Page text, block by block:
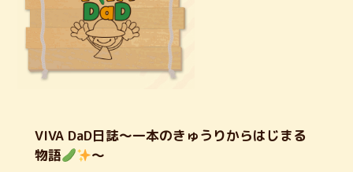
VIVA DaD日誌～一本のきゅうりからはじまる
物語
～